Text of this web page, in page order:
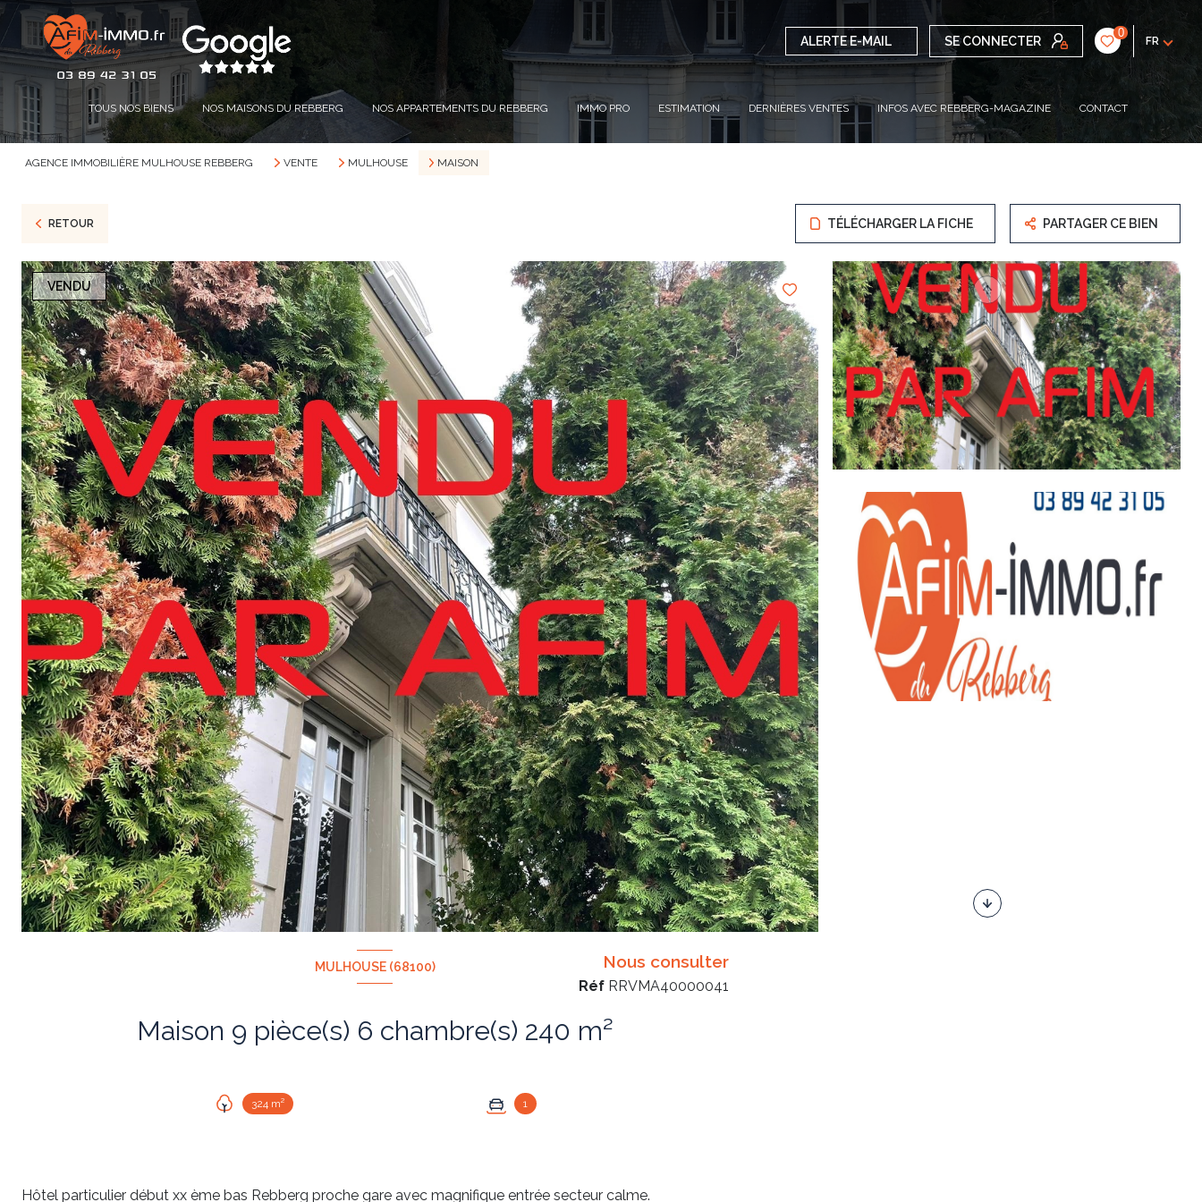
ALERTE E-MAIL SE CONNECTER
0
FR
TOUS NOS BIENS NOS MAISONS DU REBBERG NOS APPARTEMENTS DU REBBERG IMMO PRO ESTIMATION DERNIÈRES VENTES INFOS AVEC REBBERG-MAGAZINE CONTACT
AGENCE IMMOBILIÈRE MULHOUSE REBBERG VENTE MULHOUSE MAISON
RETOUR TÉLÉCHARGER LA FICHE PARTAGER CE BIEN
VENDU
MULHOUSE (68100)
Maison 9 pièce(s) 6 chambre(s) 240 m²
324 m² 1
Nous consulter
Réf RRVMA40000041
Hôtel particulier début xx ème bas Rebberg proche gare avec magnifique entrée secteur calme.